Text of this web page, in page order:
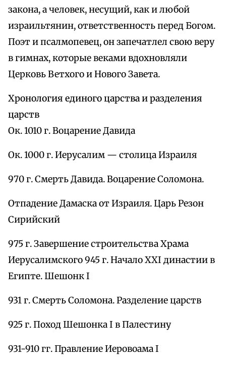
закона, а человек, несущий, как и любой
израильтянин, ответственность перед Богом.
Поэт и псалмопевец, он запечатлел свою веру
в гимнах, которые веками вдохновляли
Церковь Ветхого и Нового Завета.
Хронология единого царства и разделения
царств
Ок. 1010 г. Воцарение Давида
Ок. 1000 г. Иерусалим — столица Израиля
970 г. Смерть Давида. Воцарение Соломона.
Отпадение Дамаска от Израиля. Царь Резон
Сирийский
975 г. Завершение строительства Храма
Иерусалимского 945 г. Начало XXI династии в
Египте. Шешонк I
931 г. Смерть Соломона. Разделение царств
925 г. Поход Шешонка I в Палестину
931-910 гг. Правление Иеровоама I